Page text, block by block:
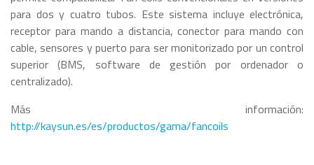
para dos y cuatro tubos. Este sistema incluye electrónica,
receptor para mando a distancia, conector para mando con
cable, sensores y puerto para ser monitorizado por un control
superior (BMS, software de gestión por ordenador o
centralizado).
Más información:
http://kaysun.es/es/productos/gama/fancoils